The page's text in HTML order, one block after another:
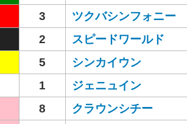
3 ツクバシンフォニー
2 スピードワールド
5 シンカイウン
1 ジェニュイン
8 クラウンシチー